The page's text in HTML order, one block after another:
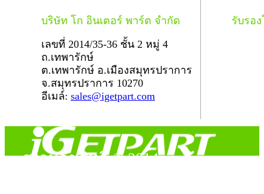
บริษัท โก อินเตอร์ พาร์ต จำกัด
เลขที่ 2014/35-36 ชั้น 2 หมู่ 4
ถ.เทพารักษ์
ต.เทพารักษ์ อ.เมืองสมุทรปราการ
จ.สมุทรปราการ 10270
อีเมล์: sales@igetpart.com
รับรอ
สงวนลิขสิทธิ์ © 2014